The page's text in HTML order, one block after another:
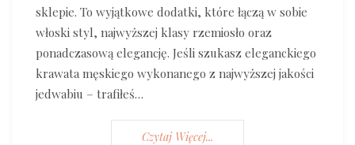
sklepie. To wyjątkowe dodatki, które łączą w sobie
włoski styl, najwyższej klasy rzemiosło oraz
ponadczasową elegancję. Jeśli szukasz eleganckiego
krawata męskiego wykonanego z najwyższej jakości
jedwabiu – trafiłeś…
Czytaj Więcej...